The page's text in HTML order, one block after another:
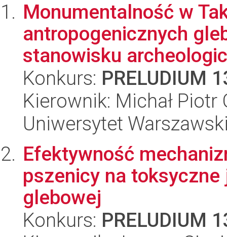
Monumentalność w
antropogenicznych
stanowisku
Konkurs: PRELUDIUM
Kierownik: Michał Piotr
Uniwersytet
Efektywność
pszenicy na
glebowej
Konkurs: PRELUDIUM